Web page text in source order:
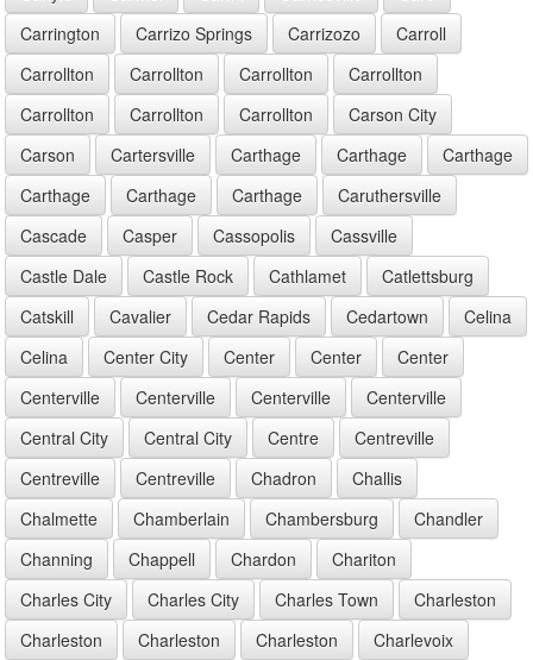
Carrington
Carrizo Springs Carrizozo
Carroll
Carrollton
Carrollton Carrollton
Carrollton
Carrollton
Carrollton Carrollton
Carson City
Carson
Cartersville Carthage Carthage
Carthage
Carthage
Carthage Carthage
Caruthersville
Cascade
Casper Cassopolis
Cassville
Castle Dale
Castle Rock Cathlamet
Catlettsburg
Catskill
Cavalier Cedar Rapids Cedartown
Celina
Celina
Center City Center Center
Center
Centerville
Centerville Centerville
Centerville
Central City
Central City Centre
Centreville
Centreville
Centreville Chadron
Challis
Chalmette
Chamberlain Chambersburg
Chandler
Channing
Chappell Chardon
Chariton
Charles City
Charles City Charles Town
Charleston
Charleston
Charleston Charleston
Charlevoix